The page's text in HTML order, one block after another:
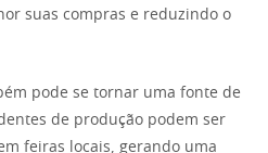
suas compras e reduzindo o
pode se tornar uma fonte de
de produção podem ser
feiras locais, gerando uma